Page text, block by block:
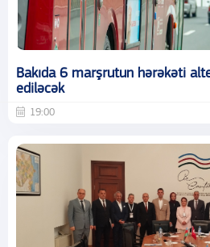
Bakıda 6 marşrutun hərəkəti
ediləcək
19:00